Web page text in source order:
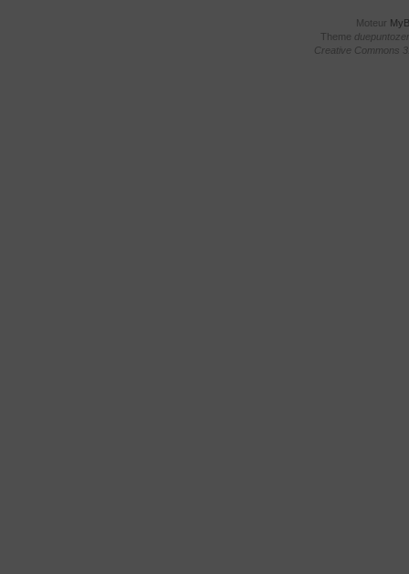
Moteur
Theme
Creative Commons